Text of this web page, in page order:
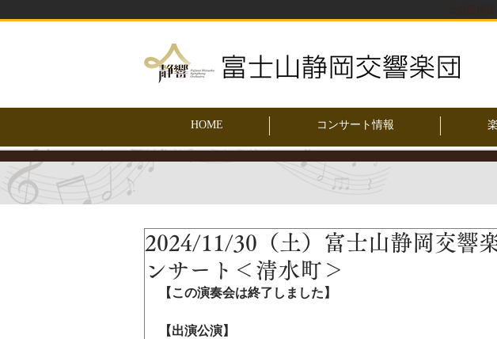
HOME コンサート情報
2024/11/30（土）富士山静岡交響
ンサート＜清水町＞
【この演奏会は終了しました】
【出演公演】